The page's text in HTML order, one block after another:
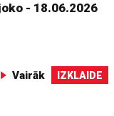
- 18.06.2026
Vairāk IZKLAIDE